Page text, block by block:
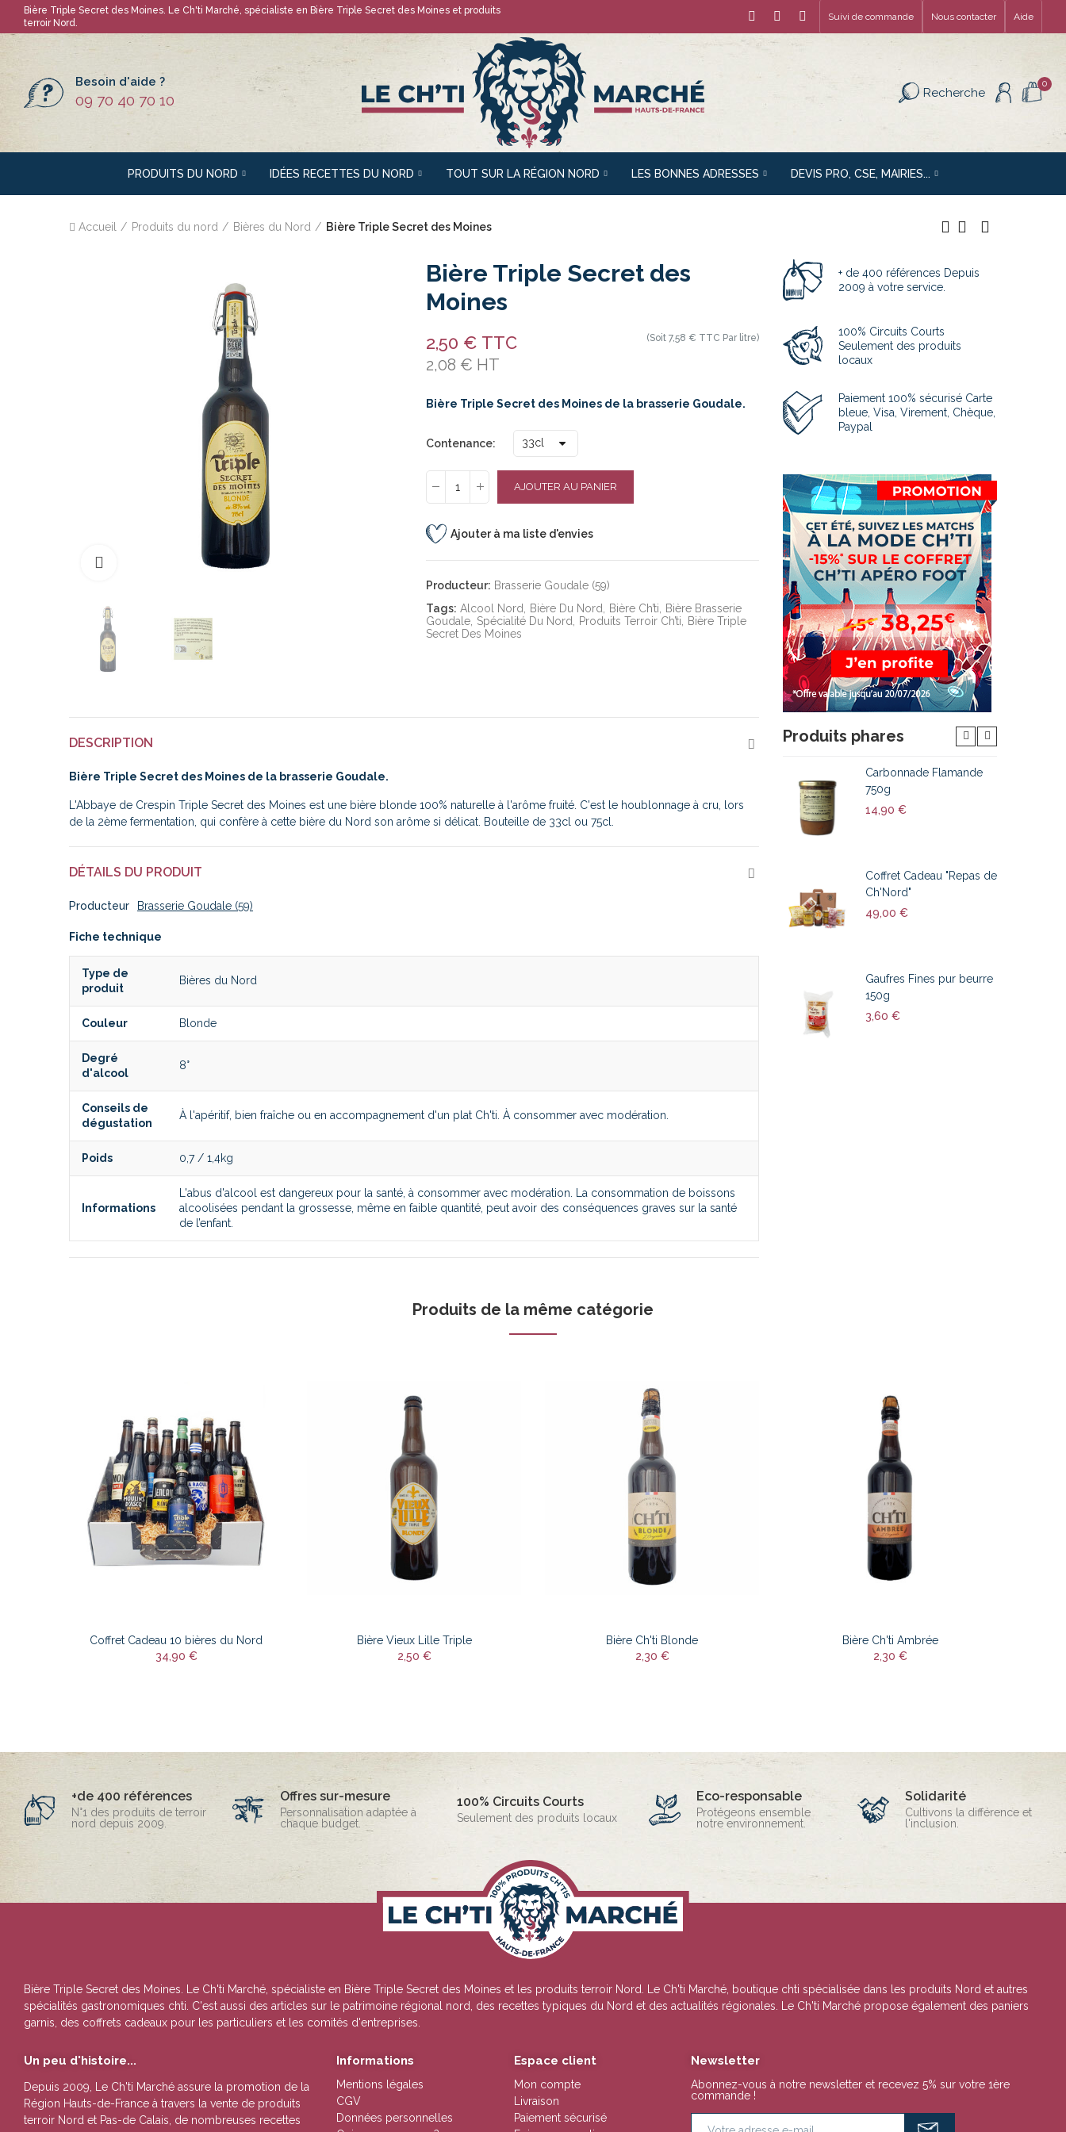
Bière Triple Secret des Moines. Le Ch'ti Marché, spécialiste en Bière Triple Secret des Moines et produits
terroir Nord.
Suivi de commande Nous contacter Aide
Besoin d'aide ?
09 70 40 70 10 Recherche
0
PRODUITS DU NORD IDÉES RECETTES DU NORD TOUT SUR LA RÉGION NORD LES BONNES ADRESSES DEVIS PRO, CSE, MAIRIES...
Accueil Produits du nord Bières du Nord Bière Triple Secret des Moines
Cliquer pour agrandir
Bière Triple Secret des
Moines
2,50 € TTC (Soit 7,58 € TTC Par litre)
2,08 € HT
Bière Triple Secret des Moines de la brasserie Goudale.
Contenance
AJOUTER AU PANIER
Ajouter à ma liste d'envies
Producteur: Brasserie Goudale (59)
Tags: Alcool Nord Bière Du Nord Bière Ch’ti
Bière Brasserie
Goudale Spécialité Du Nord Produits Terroir Ch’ti
Bière Triple
Secret Des Moines
DESCRIPTION
Bière Triple Secret des Moines de la brasserie Goudale.
L'Abbaye de Crespin Triple Secret des Moines est une bière blonde 100% naturelle à l'arôme fruité. C'est le houblonnage à cru, lors
de la 2ème fermentation, qui confère à cette bière du Nord son arôme si délicat. Bouteille de 33cl ou 75cl.
DÉTAILS DU PRODUIT
Producteur Brasserie Goudale (59)
Fiche technique
Type de
produit
Bières du Nord
Couleur Blonde
Degré
d'alcool
8°
Conseils de
dégustation
À l'apéritif, bien fraîche ou en accompagnement d'un plat Ch'ti. À consommer avec modération.
Poids 0,7 / 1,4kg
Informations
L'abus d'alcool est dangereux pour la santé, à consommer avec modération. La consommation de boissons
alcoolisées pendant la grossesse, même en faible quantité, peut avoir des conséquences graves sur la santé
de l’enfant.
+ de 400 références Depuis
2009 à votre service.
100% Circuits Courts
Seulement des produits
locaux
Paiement 100% sécurisé Carte
bleue, Visa, Virement, Chèque,
Paypal
Produits phares
Carbonnade Flamande
750g
14,90 €
Coffret Cadeau "Repas de
Ch'Nord"
49,00 €
Gaufres Fines pur beurre
150g
3,60 €
Produits de la même catégorie
Coffret Cadeau 10 bières du Nord
34,90 €
Bière Vieux Lille Triple
2,50 €
Bière Ch'ti Blonde
2,30 €
Bière Ch'ti Ambrée
2,30 €
+de 400 références
N°1 des produits de terroir
nord depuis 2009.
Offres sur-mesure
Personnalisation adaptée à
chaque budget.
100% Circuits Courts
Seulement des produits locaux
Eco-responsable
Protégeons ensemble
notre environnement.
Solidarité
Cultivons la différence et
l'inclusion.
Bière Triple Secret des Moines . Le Ch'ti Marché, spécialiste en Bière Triple Secret des Moines et les produits terroir Nord. Le Ch'ti Marché, boutique chti spécialisée dans les produits Nord et autres
spécialités gastronomiques chti. C'est aussi des articles sur le patrimoine régional nord, des recettes typiques du Nord et des actualités régionales. Le Ch'ti Marché propose également des paniers
garnis, des coffrets cadeaux pour les particuliers et les comités d'entreprises.
Un peu d'histoire...
Depuis 2009, Le Ch'ti Marché assure la promotion de la
Région Hauts-de-France à travers la vente de produits
terroir Nord et Pas-de Calais , de nombreuses recettes
Informations
Mentions légales
CGV
Données personnelles
Espace client
Mon compte
Livraison
Paiement sécurisé
Newsletter
Abonnez-vous à notre newsletter et recevez 5% sur votre 1ère
commande !